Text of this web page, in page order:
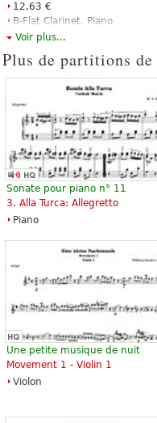
12,63 €
B-Flat Clarinet, Piano
Accompaniment
Clarinet Quintet in A K.581
16,50 €
A Clarinet, Cello, Viola, Violin
Voir plus...
Plus de partitions de
Sonate pour piano n° 11
3. Alla Turca: Allegretto
Piano
Une petite musique de nuit
Movement 1 - Violin 1
Violon